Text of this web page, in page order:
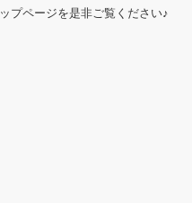
プページを是非ご覧ください♪